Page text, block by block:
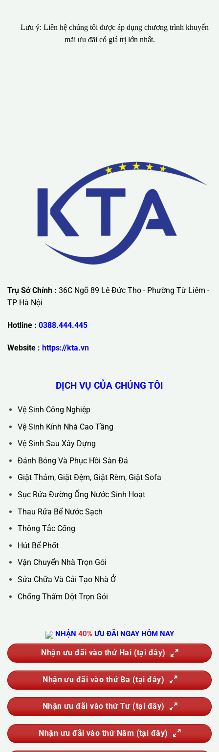
Trụ Sở Chính :36C Ngõ 89 Lê Đức Thọ - Phường Từ Liêm -
0388.444.445
Website : https://kta.vn
DỊCH VỤ CỦA CHÚNG TÔI
Vệ Sinh Công Nghiệp
Vệ Sinh Kính Nhà Cao Tầng
Vệ Sinh Sau Xây Dựng
Đánh Bóng Và Phục Hồi Sàn Đá
Giặt Thảm, Giặt Đệm, Giặt Rèm, Giặt Sofa
Sục Rửa Đường Ống Nước Sinh Hoạt
Thau Rửa Bể Nước Sạch
Hút Bể Phốt
Sửa Chữa Và Cải Tạo Nhà Ở
Chống Thấm Dột Trọn Gói
NHẬN40%ƯU ĐÃI NGAY HÔM NAY
Nhận ưu đãi vào thứ Hai (tại đây)
Nhận ưu đãi vào thứ Ba (tại đây)